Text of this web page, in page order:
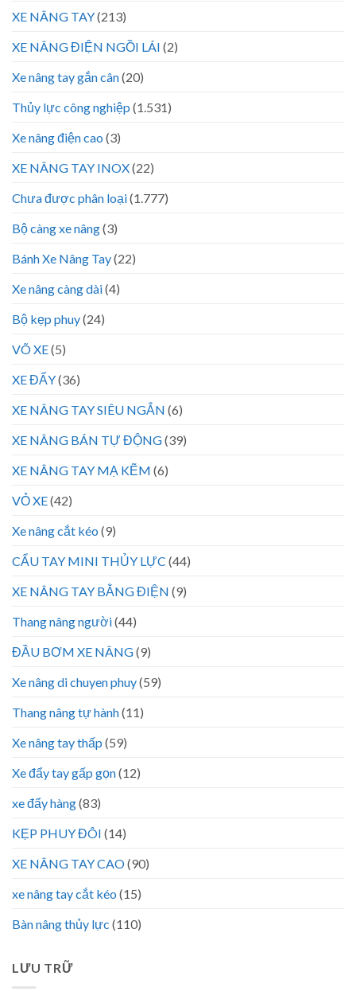
XE NÂNG TAY(213)
XE NÂNG ĐIỆN NGỒI LÁI (2)
Xe nâng tay gắn cân(20)
Thủy lực công nghiệp (1.531)
Xe nâng điện cao (3)
XE NÂNG TAY INOX(22)
Chưa được phân loại(1.777)
Bộ càng xe nâng(3)
Bánh Xe Nâng Tay(22)
Xe nâng càng dài(4)
Bộ kẹp phuy(24)
VÕ XE(5)
XE ĐẨY(36)
XE NÂNG TAY SIÊU NGẮN (6)
XE NÂNG BÁN TỰ ĐỘNG(39)
XE NÂNG TAY MẠ KẼM (6)
VỎ XE(42)
Xe nâng cắt kéo (9)
CẨU TAY MINI THỦY LỰC (44)
XE NÂNG TAY BẰNG ĐIỆN (9)
Thang nâng người(44)
ĐẦU BƠM XE NÂNG(9)
Xe nâng di chuyen phuy(59)
Thang nâng tự hành(11)
Xe nâng tay thấp (59)
Xe đẩy tay gấp gọn(12)
xe đẩy hàng(83)
KẸP PHUY ĐÔI (14)
XE NÂNG TAY CAO(90)
xe nâng tay cắt kéo (15)
Bàn nâng thủy lực (110)
LƯU TRỮ